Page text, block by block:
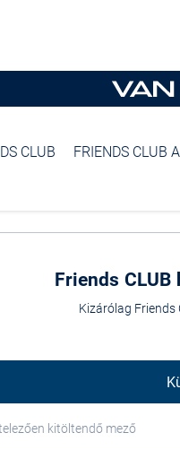
CLUB FRIENDS CLUB
Friends
Kizárólag Friends
kitöltendő mező